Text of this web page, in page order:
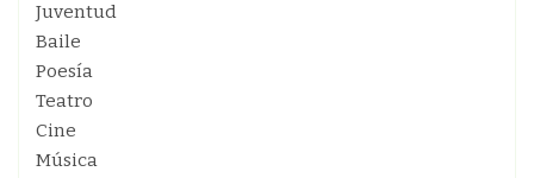
Juventud
Baile
Poesía
Teatro
Cine
Música